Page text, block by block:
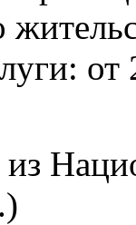
от
из